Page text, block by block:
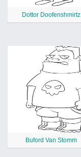
Dottor Doofenshmirtz
Buford Van Stomm